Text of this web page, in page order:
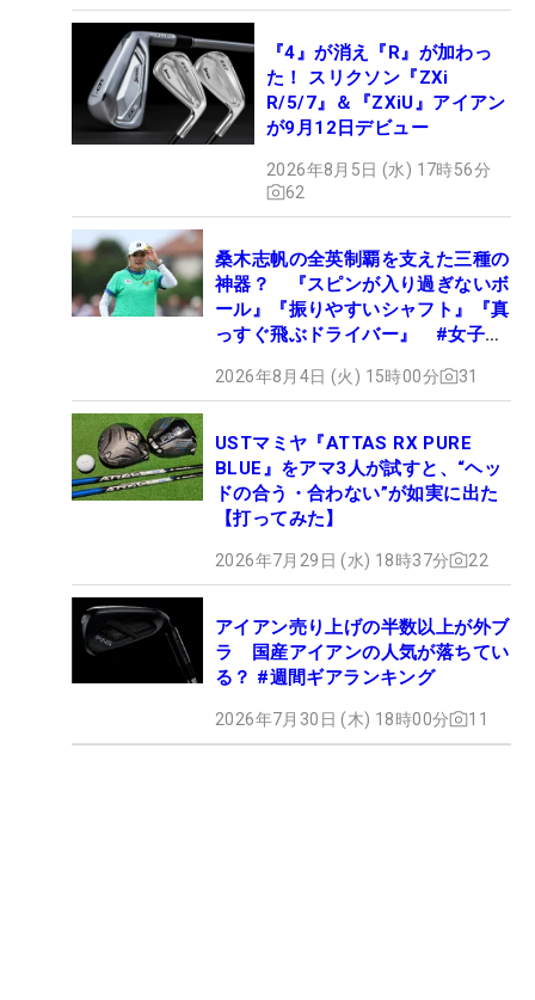
『4』が消え『R』が加わっ
た！ スリクソン『ZXi
R/5/7』＆『ZXiU』アイアン
が9月12日デビュー
2026年8月5日 (水) 17時56分
62
桑木志帆の全英制覇を支えた三種の
神器？ 『スピンが入り過ぎないボ
ール』『振りやすいシャフト』『真
っすぐ飛ぶドライバー』 #女子プ
2026年8月4日 (火) 15時00分 31
USTマミヤ『ATTAS RX PURE
BLUE』をアマ3人が試すと、“ヘッ
ドの合う・合わない”が如実に出た
【打ってみた】
2026年7月29日 (水) 18時37分 22
アイアン売り上げの半数以上が外ブ
ラ 国産アイアンの人気が落ちてい
る？ #週間ギアランキング
2026年7月30日 (木) 18時00分 11